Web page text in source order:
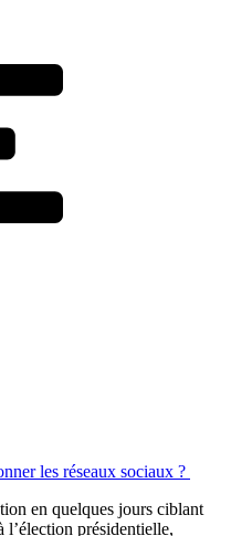
les réseaux sociaux ?
en quelques jours ciblant
l’élection présidentielle,